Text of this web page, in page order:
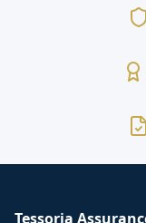
Tessoria